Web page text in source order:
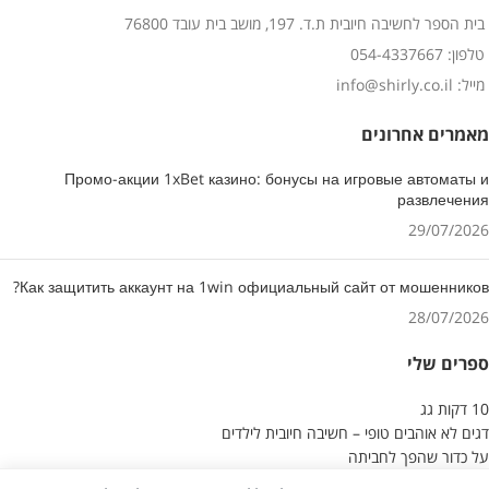
בית הספר לחשיבה חיובית ת.ד. 197, מושב בית עובד 76800
טלפון: 054-4337667
מייל: info@shirly.co.il
מאמרים אחרונים
Промо-акции 1xBet казино: бонусы на игровые автоматы и
развлечения
29/07/2026
Как защитить аккаунт на 1win официальный сайт от мошенников?
28/07/2026
ספרים שלי
10 דקות גג
דגים לא אוהבים טופי – חשיבה חיובית לילדים
על כדור שהפך לחביתה